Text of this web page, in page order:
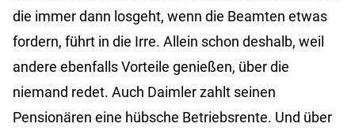
die immer dann losgeht, wenn die Beamten etwas
fordern, führt in die Irre. Allein schon deshalb, weil
andere ebenfalls Vorteile genießen, über die
niemand redet. Auch Daimler zahlt seinen
Pensionären eine hübsche Betriebsrente. Und über